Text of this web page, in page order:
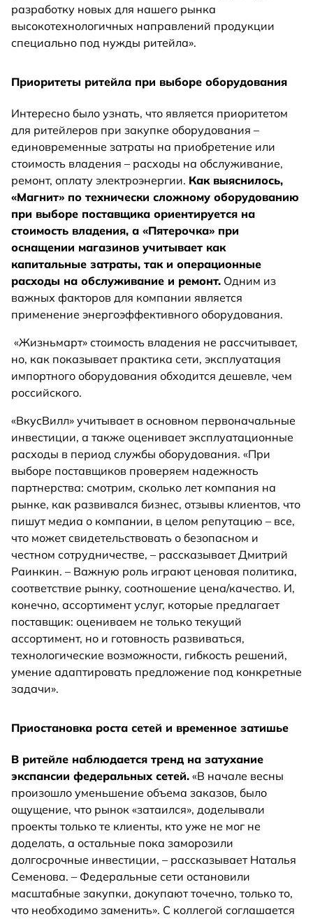
разработку новых для нашего рынка
высокотехнологичных направлений продукции
специально под нужды ритейла».
Приоритеты ритейла при выборе оборудования
Интересно было узнать, что является приоритетом
для ритейлеров при закупке оборудования –
единовременные затраты на приобретение или
стоимость владения – расходы на обслуживание,
ремонт, оплату электроэнергии. Как выяснилось,
«Магнит» по технически сложному оборудованию
при выборе поставщика ориентируется на
стоимость владения, а «Пятерочка» при
оснащении магазинов учитывает как
капитальные затраты, так и операционные
расходы на обслуживание и ремонт. Одним из
важных факторов для компании является
применение энергоэффективного оборудования.
«Жизньмарт» стоимость владения не рассчитывает,
но, как показывает практика сети, эксплуатация
импортного оборудования обходится дешевле, чем
российского.
«ВкусВилл» учитывает в основном первоначальные
инвестиции, а также оценивает эксплуатационные
расходы в период службы оборудования. «При
выборе поставщиков проверяем надежность
партнерства: смотрим, сколько лет компания на
рынке, как развивался бизнес, отзывы клиентов, что
пишут медиа о компании, в целом репутацию – все,
что может свидетельствовать о безопасном и
честном сотрудничестве, – рассказывает Дмитрий
Раинкин. – Важную роль играют ценовая политика,
соответствие рынку, соотношение цена/качество. И,
конечно, ассортимент услуг, которые предлагает
поставщик: оцениваем не только текущий
ассортимент, но и готовность развиваться,
технологические возможности, гибкость решений,
умение адаптировать предложение под конкретные
задачи».
Приостановка роста сетей и временное затишье
В ритейле наблюдается тренд на затухание
экспансии федеральных сетей. «В начале весны
произошло уменьшение объема заказов, было
ощущение, что рынок «затаился», доделывали
проекты только те клиенты, кто уже не мог не
доделать, а остальные пока заморозили
долгосрочные инвестиции, – рассказывает Наталья
Семенова. – Федеральные сети остановили
масштабные закупки, докупают точечно, только то,
что необходимо заменить». С коллегой соглашается